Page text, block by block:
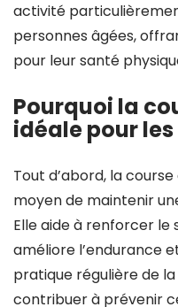
activité
personnes âgées,
pour leur santé
Pourquoi la
idéale pour les
Tout d’abord, la
moyen de maintenir
Elle aide à renforcer le
améliore l’endurance
pratique régulière de
contribuer à prévenir